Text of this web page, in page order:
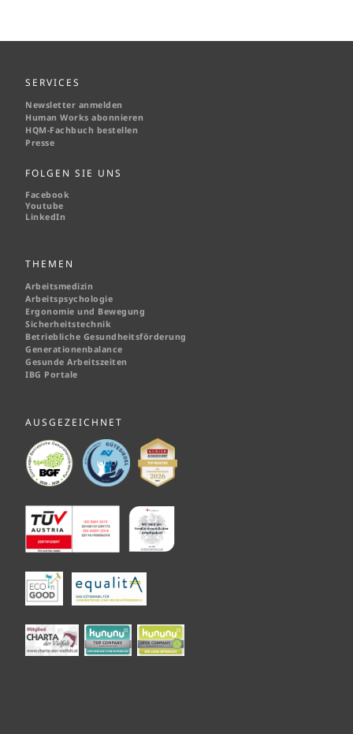
SERVICES
Newsletter anmelden
Human Works abonnieren
HQM-Fachbuch bestellen
Presse
FOLGEN SIE UNS
Facebook
Youtube
LinkedIn
THEMEN
Arbeitsmedizin
Arbeitspsychologie
Ergonomie und Bewegung
Sicherheitstechnik
Betriebliche Gesundheitsförderung
Generationenbalance
Gesunde Arbeitszeiten
IBG Portale
AUSGEZEICHNET